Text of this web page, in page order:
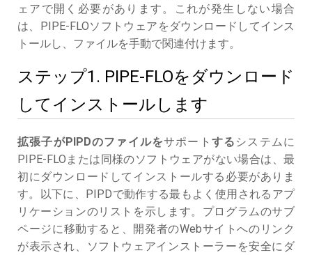
ェアで開く必要があります。これが発生しない場合
は、PIPE-FLOソフトウェアをダウンロードしてインス
トールし、ファイルを手動で関連付けます。
ステップ1. PIPE-FLOをダウンロード
してインストールします
拡張子がPIPDのファイルをサポート する システムに
PIPE-FLOまたは同様のソフトウェアがない場合は、最
初にダウンロードしてインストールする必要がありま
す。以下に、PIPDで動作する最もよく使用されるアプ
リケーションのリストを示します。プログラムのサブ
ページに移動すると、開発者のWebサイトへのリンク
が表示され、ソフトウェアインストーラーを安全にダ